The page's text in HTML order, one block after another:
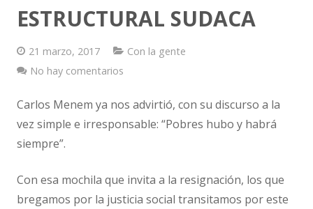
Vestimenta
Vivienda
ESTRUCTURAL SUDACA
21 marzo, 2017
Con la gente
No hay comentarios
Carlos Menem ya nos advirtió, con su discurso a la
vez simple e irresponsable: “Pobres hubo y habrá
siempre”.
Con esa mochila que invita a la resignación, los que
bregamos por la justicia social transitamos por este